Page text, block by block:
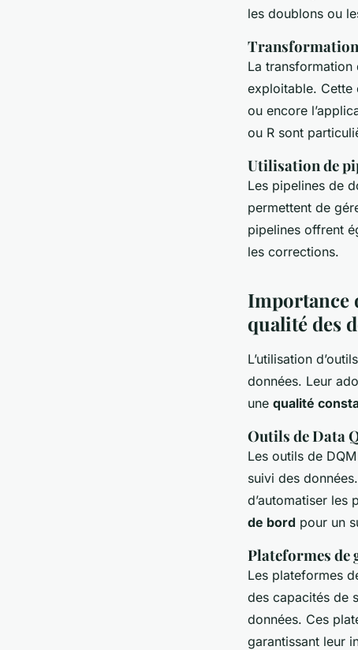
les doublons ou
Transformation
La
exploitable. Cette
ou encore
ou R sont
Utilisation de
Les pipelines de
permettent de
pipelines offrent
les corrections.
Importance
qualité des
L’utilisation
données. Leur
une qualité
Outils de Data
Les outils de
suivi des
d’automatiser les
de bord pour un
Plateformes de
Les plateformes
des capacités de
données. Ces
garantissant leur